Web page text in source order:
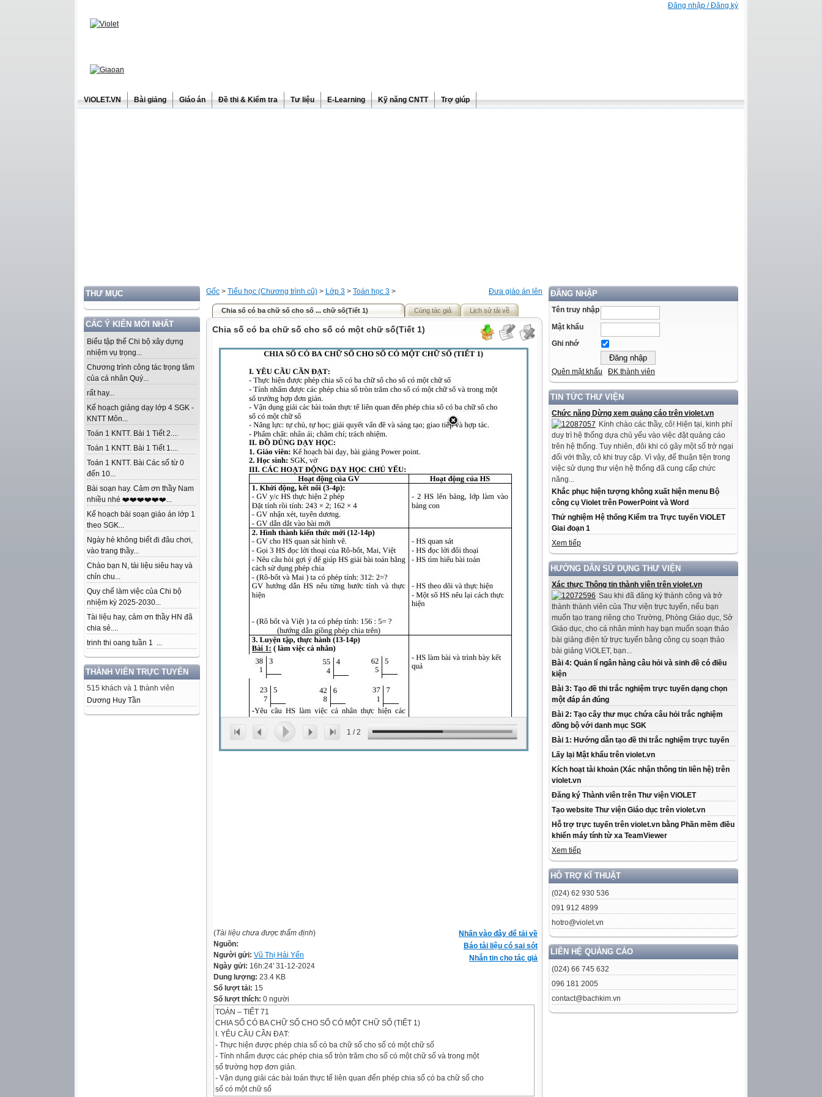
Đăng nhập / Đăng ký
ViOLET.VN Bài giảng Giáo án Đề thi & Kiểm tra Tư liệu E-Learning Kỹ năng CNTT Trợ giúp
THƯ MỤC
CÁC Ý KIẾN MỚI NHẤT
Biểu tập thể Chi bộ xây dựng
nhiệm vụ trọng...
Chương trình công tác trọng tâm
của cá nhân Quý...
rất hay...
Kế hoạch giảng dạy lớp 4 SGK -
KNTT Môn...
Toán 1 KNTT. Bài 1 Tiết 2....
Toán 1 KNTT. Bài 1 Tiết 1....
Toán 1 KNTT. Bài Các số từ 0
đến 10...
Bài soạn hay. Cảm ơn thầy Nam
nhiều nhé ❤️❤️❤️❤️❤️❤️...
Kế hoạch bài soạn giáo án lớp 1
theo SGK...
Ngày hè không biết đi đâu chơi,
vào trang thầy...
Chào bạn N, tài liệu siêu hay và
chỉn chu...
Quy chế làm việc của Chi bộ
nhiệm kỳ 2025-2030...
Tài liệu hay, cảm ơn thầy HN đã
chia sẻ....
trinh thi oang tuần 1 ...
THÀNH VIÊN TRỰC TUYẾN
515 khách và 1 thành viên
Dương Huy Tần
ĐĂNG NHẬP
Tên truy nhập
Mật khẩu
Ghi nhớ
Quên mật khẩu ĐK thành viên
TIN TỨC THƯ VIỆN
Chức năng Dừng xem quảng cáo trên violet.vn
Kính chào các thầy, cô! Hiện tại, kinh phí
duy trì hệ thống dựa chủ yếu vào việc đặt quảng cáo
trên hệ thống. Tuy nhiên, đôi khi có gây một số trở ngại
đối với thầy, cô khi truy cập. Vì vậy, để thuận tiện trong
việc sử dụng thư viện hệ thống đã cung cấp chức
năng...
Khắc phục hiện tượng không xuất hiện menu Bộ
công cụ Violet trên PowerPoint và Word
Thử nghiệm Hệ thống Kiểm tra Trực tuyến ViOLET
Giai đoạn 1
Xem tiếp
HƯỚNG DẪN SỬ DỤNG THƯ VIỆN
Xác thực Thông tin thành viên trên violet.vn
Sau khi đã đăng ký thành công và trở
thành thành viên của Thư viện trực tuyến, nếu bạn
muốn tạo trang riêng cho Trường, Phòng Giáo dục, Sở
Giáo dục, cho cá nhân mình hay bạn muốn soạn thảo
bài giảng điện tử trực tuyến bằng công cụ soạn thảo
bài giảng ViOLET, bạn...
Bài 4: Quản lí ngân hàng câu hỏi và sinh đề có điều
kiện
Bài 3: Tạo đề thi trắc nghiệm trực tuyến dạng chọn
một đáp án đúng
Bài 2: Tạo cây thư mục chứa câu hỏi trắc nghiệm
đồng bộ với danh mục SGK
Bài 1: Hướng dẫn tạo đề thi trắc nghiệm trực tuyến
Lấy lại Mật khẩu trên violet.vn
Kích hoạt tài khoản (Xác nhận thông tin liên hệ) trên
violet.vn
Đăng ký Thành viên trên Thư viện ViOLET
Tạo website Thư viện Giáo dục trên violet.vn
Hỗ trợ trực tuyến trên violet.vn bằng Phần mềm điều
khiển máy tính từ xa TeamViewer
Xem tiếp
HỖ TRỢ KĨ THUẬT
(024) 62 930 536
091 912 4899
hotro@violet.vn
LIÊN HỆ QUẢNG CÁO
(024) 66 745 632
096 181 2005
contact@bachkim.vn
Đưa giáo án lên
Gốc > Tiểu học (Chương trình cũ) > Lớp 3 > Toán học 3 >
Chia số có ba chữ số cho số ... chữ số(Tiết 1) Cùng tác giả Lịch sử tải về
Chia số có ba chữ số cho số có một chữ số(Tiết 1)
1 /2
Nhấn vào đây để tải về
Báo tài liệu có sai sót
Nhắn tin cho tác giả
(Tài liệu chưa được thẩm định)
Nguồn:
Người gửi: Vũ Thị Hải Yến
Ngày gửi: 16h:24' 31-12-2024
Dung lượng: 23.4 KB
Số lượt tải: 15
Số lượt thích: 0 người
TOÁN – TIẾT 71
CHIA SỐ CÓ BA CHỮ SỐ CHO SỐ CÓ MỘT CHỮ SỐ (TIẾT 1)
I. YÊU CẦU CẦN ĐẠT:
- Thực hiện được phép chia số có ba chữ số cho số có một chữ số
- Tính nhẩm được các phép chia số tròn trăm cho số có một chữ số và trong một
số trường hợp đơn giản.
- Vận dụng giải các bài toán thực tế liên quan đến phép chia số có ba chữ số cho
số có một chữ số